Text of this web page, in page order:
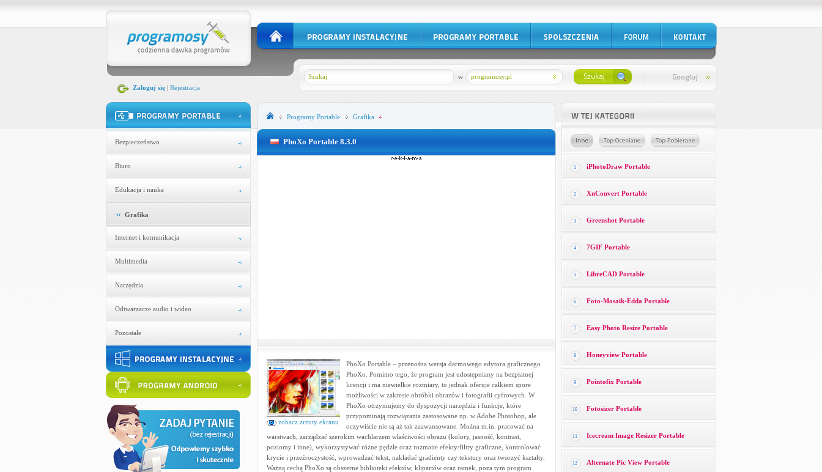
Zaloguj się| Rejestracja
programosy.pl
w
Bezpieczeństwo
Biuro
Edukacja i nauka
Grafika
Internet i komunikacja
Multimedia
Narzędzia
Odtwarzacze audio i wideo
Pozostałe
Programy Portable Grafika
PhoXo Portable 8.3.0
zobacz zrzuty ekranu
PhoXo Portable – przenośna wersja darmowego edytora graficznego
PhoXo. Pomimo tego, że program jest udostępniany na bezpłatnej
licencji i ma niewielkie rozmiary, to jednak oferuje całkiem spore
możliwości w zakresie obróbki obrazów i fotografii cyfrowych. W
PhoXo otrzymujemy do dyspozycji narzędzia i funkcje, które
przypominają rozwiązania zastosowane np. w Adobe Photohop, ale
oczywiście nie są aż tak zaawansowane. Można m.in. pracować na
warstwach, zarządzać szerokim wachlarzem właściwości obrazu (kolory, jasność, kontrast,
poziomy i inne), wykorzystywać różne pędzle oraz rozmaite efekty/filtry graficzne, kontrolować
krycie i przeźroczystość, wprowadzać tekst, nakładać gradienty czy tekstury oraz tworzyć kształty.
Ważną cechą PhoXo są obszerne biblioteki efektów, klipartów oraz ramek, poza tym program
1 iPhotoDraw Portable
2 XnConvert Portable
3 Greenshot Portable
4 7GIF Portable
5 LibreCAD Portable
6 Foto-Mosaik-Edda Portable
7 Easy Photo Resize Portable
8 Honeyview Portable
9 Pointofix Portable
10 Fotosizer Portable
11 Icecream Image Resizer Portable
12 Alternate Pic View Portable